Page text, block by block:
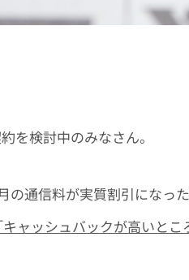
を検討中のみなさん。
の通信料が実質割引になっ
キャッシュバックが高いと